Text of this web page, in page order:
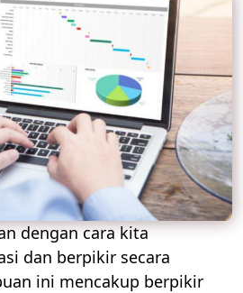
dengan cara kita
dan berpikir secara
ini mencakup berpikir